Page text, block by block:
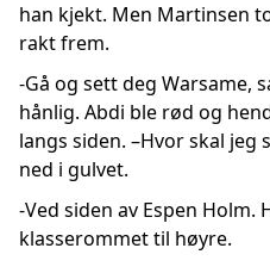
han kjekt. Men Martinsen
rakt frem.
-Gå og sett deg Warsame,
hånlig. Abdi ble rød og
langs siden. –Hvor skal jeg
ned i gulvet.
-Ved siden av Espen Holm.
klasserommet til høyre.